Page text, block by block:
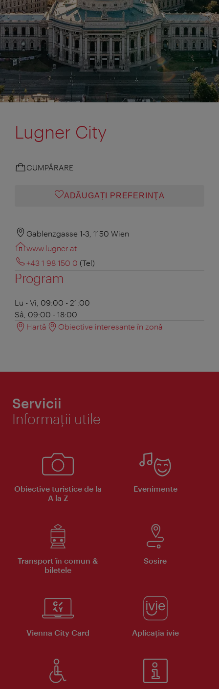
Lugner City
CUMPĂRARE
ADĂUGAȚI PREFERINŢA
Gablenzgasse 1-3, 1150 Wien
www.lugner.at
+43 1 98 150 0 (Tel)
Program
Lu - Vi, 09:00 - 21:00
Sâ, 09:00 - 18:00
Hartă
Obiective interesante în zonă
Servicii
Informaţii utile
Obiective turistice de la
A la Z
Evenimente
Transport în comun &
biletele
Sosire
Vienna City Card Aplicaţia ivie